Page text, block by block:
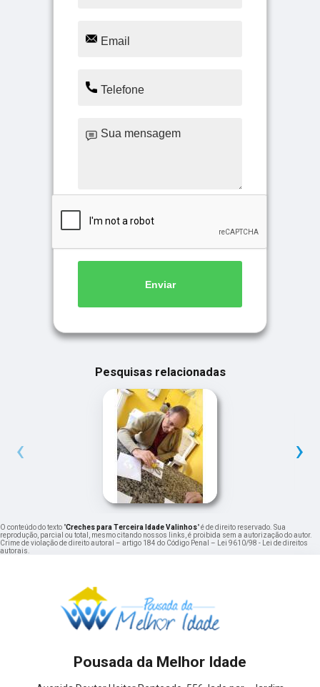
Enviar
Pesquisas relacionadas
‹ ›
O conteúdo do texto "Creches para Terceira Idade Valinhos" é de direito reservado. Sua
reprodução, parcial ou total, mesmo citando nossos links, é proibida sem a autorização do autor.
Crime de violação de direito autoral – artigo 184 do Código Penal – Lei 9610/98 - Lei de direitos
autorais.
Pousada da Melhor Idade